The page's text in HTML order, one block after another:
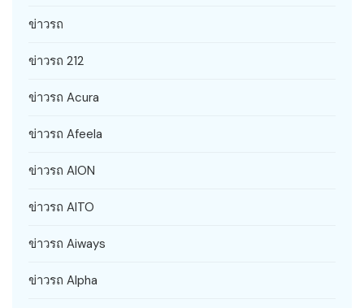
ข่าวรถ
ข่าวรถ 212
ข่าวรถ Acura
ข่าวรถ Afeela
ข่าวรถ AION
ข่าวรถ AITO
ข่าวรถ Aiways
ข่าวรถ Alpha